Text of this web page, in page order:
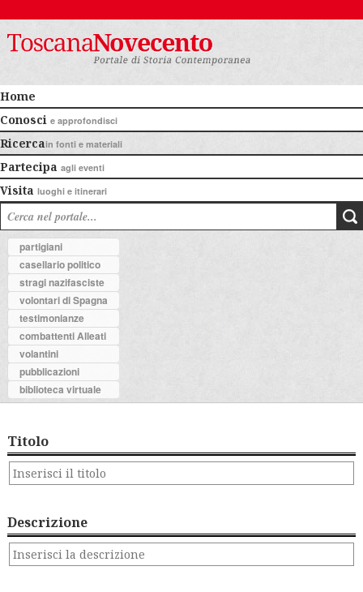
Home
Conosci e approfondisci
Ricercain fonti e materiali
Partecipa agli eventi
Visita luoghi e itinerari
partigiani
casellario politico
stragi nazifasciste
volontari di Spagna
testimonianze
combattenti Alleati
volantini
pubblicazioni
biblioteca virtuale
Titolo
Descrizione